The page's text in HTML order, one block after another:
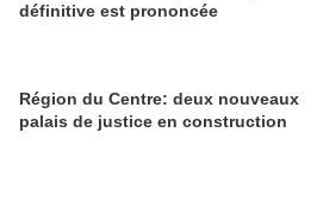
définitive est prononcée
Région du Centre: deux nouveaux
palais de justice en construction